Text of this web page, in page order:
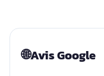
🌐Avis Google